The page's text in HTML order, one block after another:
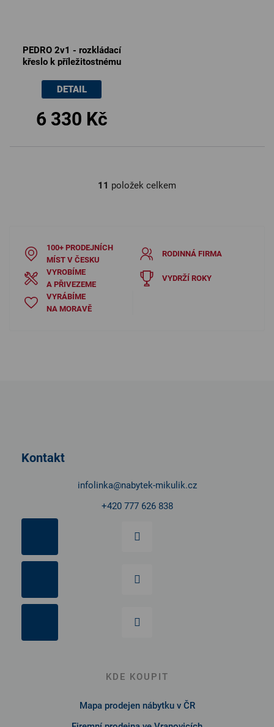
PEDRO 2v1 - rozkládací
křeslo k příležitostnému
6 330 Kč
DETAIL
O
d
a
c
11 položek celkem
100+ PRODEJNÍCH
MÍST V ČESKU
RODINNÁ FIRMA
VYROBÍME
A PŘIVEZEME
VYDRŽÍ ROKY
VYRÁBÍME
NA MORAVĚ
Kontakt
infolinka@nabytek-mikulik.cz
+420 777 626 838
KDE KOUPIT
Mapa prodejen nábytku v ČR